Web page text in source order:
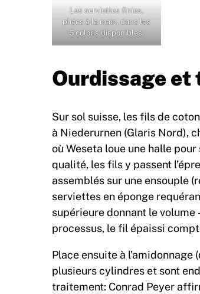
Les serviettes finies,
pliées à la main, dans les
5 coloris disponibles.
Ourdissage et
Sur sol suisse, les fils de
à Niederurnen (Glaris Nord),
où Weseta loue une halle
qualité, les fils y passent
assemblés sur une ensouple
serviettes en éponge
supérieure donnant le
processus, le fil épaissi
Place ensuite à
plusieurs cylindres et sont
traitement: Conrad Peyer